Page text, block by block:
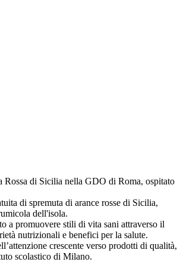
Rossa di Sicilia nella GDO di Roma, ospitato
di spremuta di arance rosse di Sicilia,
dell'isola.
a promuovere stili di vita sani attraverso il
nutrizionali e benefici per la salute.
crescente verso prodotti di qualità,
scolastico di Milano.